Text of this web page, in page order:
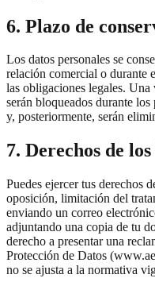
6. Plazo de
Los datos personales se
relación comercial o durante
las obligaciones legales.
serán bloqueados durante
y, posteriormente, serán
7. Derechos de
Puedes ejercer tus derechos
oposición, limitación del
enviando un correo
adjuntando una copia de tu
derecho a presentar una
Protección de Datos
no se ajusta a la normativa